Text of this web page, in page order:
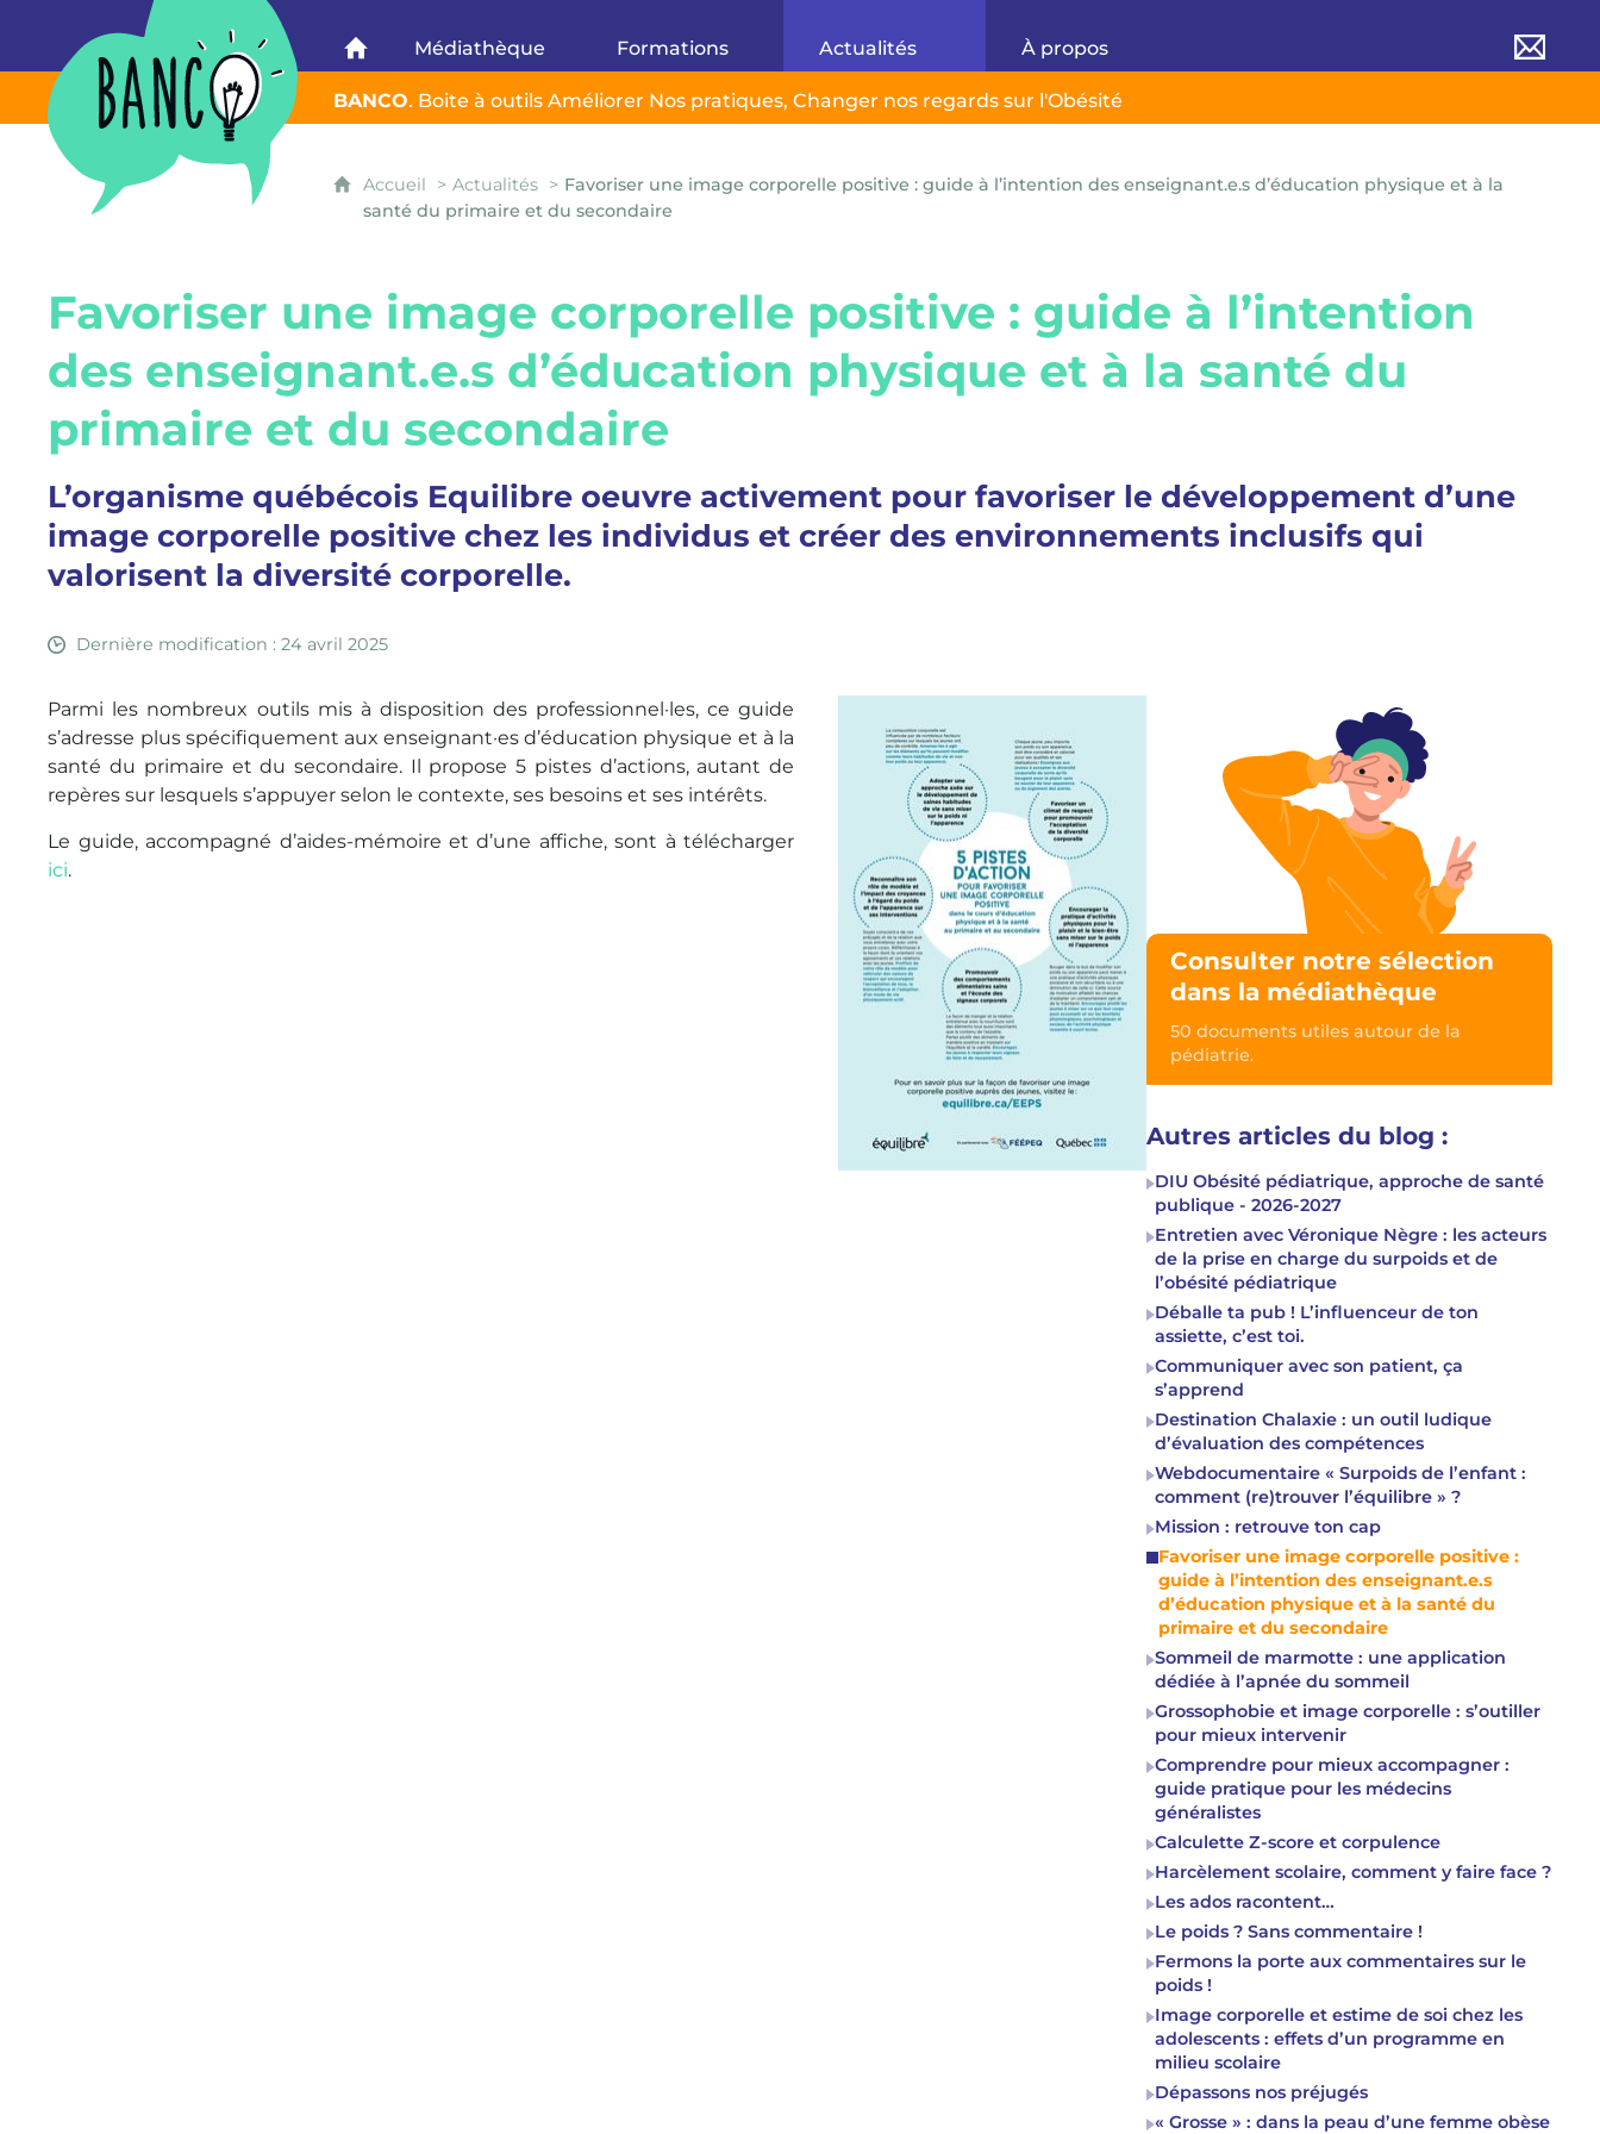
BANCO. Boite à outils Améliorer Nos pratiques,Changer nos regards sur l'Obésité
Banco
Médiathèque Formations Actualités À propos
Accueil Actualités
Favoriser une image corporelle positive : guide à l’intention des enseignant.e.s d’éducation physique et à la
santé du primaire et du secondaire
Favoriser une image corporelle positive : guide à l’intention
des enseignant.e.s d’éducation physique et à la santé du
primaire et du secondaire
L’organisme québécois Equilibre oeuvre activement pour favoriser le développement d’une
image corporelle positive chez les individus et créer des environnements inclusifs qui
valorisent la diversité corporelle.
Dernière modification : 24 avril 2025
Parmi les nombreux outils mis à disposition des professionnel·les, ce guide
s’adresse plus spécifiquement aux enseignant·es d’éducation physique et à la
santé du primaire et du secondaire. Il propose 5 pistes d’actions, autant de
repères sur lesquels s’appuyer selon le contexte, ses besoins et ses intérêts.
Le guide, accompagné d’aides-mémoire et d’une affiche, sont à télécharger
ici.
Consulter notre sélection
dans la médiathèque
50 documents utiles autour de la
pédiatrie.
Autres articles du blog :
DIU Obésité pédiatrique, approche de santé
publique - 2026-2027
Entretien avec Véronique Nègre : les acteurs
de la prise en charge du surpoids et de
l’obésité pédiatrique
Déballe ta pub ! L’influenceur de ton
assiette, c’est toi.
Communiquer avec son patient, ça
s’apprend
Destination Chalaxie : un outil ludique
d’évaluation des compétences
Webdocumentaire « Surpoids de l’enfant :
comment (re)trouver l’équilibre » ?
Mission : retrouve ton cap
Favoriser une image corporelle positive :
guide à l’intention des enseignant.e.s
d’éducation physique et à la santé du
primaire et du secondaire
Sommeil de marmotte : une application
dédiée à l’apnée du sommeil
Grossophobie et image corporelle : s’outiller
pour mieux intervenir
Comprendre pour mieux accompagner :
guide pratique pour les médecins
généralistes
Calculette Z-score et corpulence
Harcèlement scolaire, comment y faire face ?
Les ados racontent…
Le poids ? Sans commentaire !
Fermons la porte aux commentaires sur le
poids !
Image corporelle et estime de soi chez les
adolescents : effets d’un programme en
milieu scolaire
Dépassons nos préjugés
« Grosse » : dans la peau d’une femme obèse